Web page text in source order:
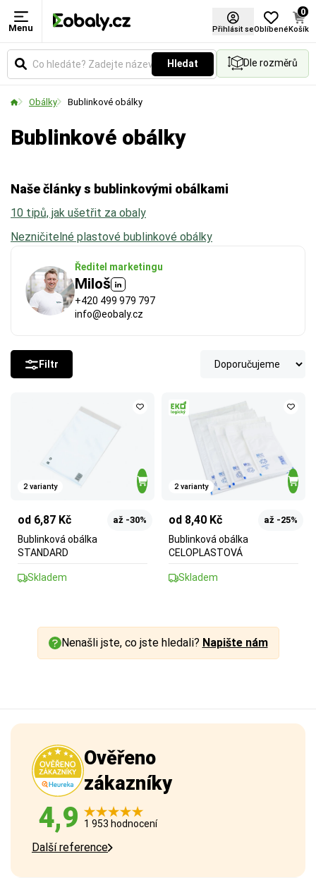
Menu Přihlásit seOblíbené
0
Košík
Hledat Dle rozměrů
Obálky Bublinkové obálky
Bublinkové obálky
Ředitel marketingu
Miloš
+420 499 979 797
info@eobaly.cz
Naše články s bublinkovými obálkami
10 tipů, jak ušetřit za obaly
Nezničitelné plastové bublinkové obálky
Filtr
2 varianty
od 6,87 Kč až -30%
Bublinková obálka
STANDARD
Skladem
2 varianty
od 8,40 Kč až -25%
Bublinková obálka
CELOPLASTOVÁ
Skladem
Nenašli jste, co jste hledali? Napište nám
Ověřeno
zákazníky
4,9 1 953 hodnocení
Další reference
Délka
Udává reálnou vnitřní délku obálky. Klíčový rozměr
pohodlně vejde dovnitř.
Šířka
Udává reálnou vnitřní šířku obálky. Klíčový rozměr
pohodlně vejde dovnitř.
Formát
Vyberte si produkt podle standardních formátů.